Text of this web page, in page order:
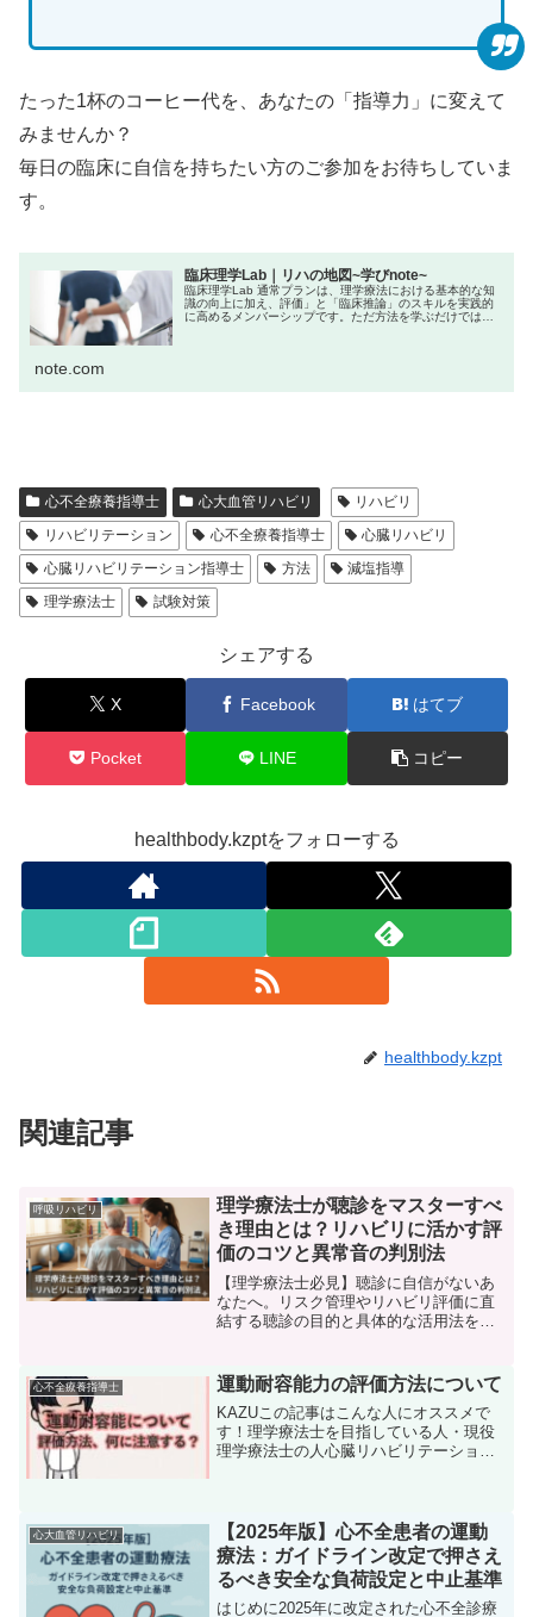
たった1杯のコーヒー代を、あなたの「指導力」に変えて
みませんか？
毎日の臨床に自信を持ちたい方のご参加をお待ちしていま
す。
臨床理学Lab｜リハの地図~学びnote~
臨床理学Lab 通常プランは、理学療法における基本的な知
識の向上に加え、評価」と「臨床推論」のスキルを実践的
に高めるメンバーシップです。ただ方法を学ぶだけではな
note.com
心不全療養指導士 心大血管リハビリ
リハビリ
リハビリテーション
心不全療養指導士
心臓リハビリ
心臓リハビリテーション指導士
方法
減塩指導
理学療法士
試験対策
シェアする
X Facebook はてブ
Pocket LINE コピー
healthbody.kzptをフォローする
healthbody.kzpt
関連記事
呼吸リハビリ
理学療法士が聴診をマスターすべ
き理由とは？リハビリに活かす評
価のコツと異常音の判別法
【理学療法士必見】聴診に自信がないあ
なたへ。リスク管理やリハビリ評価に直
結する聴診の目的と具体的な活用法を徹
ます。明日から使える実践スキルを身に
つけましょう。
心不全療養指導士 運動耐容能力の評価方法について
KAZUこの記事はこんな人にオススメで
す！理学療法士を目指している人・現役
理学療法士の人心臓リハビリテーション
知りたい人運動耐容能の...
心大血管リハビリ
【2025年版】心不全患者の運動
療法：ガイドライン改定で押さえ
るべき安全な負荷設定と中止基準
はじめに2025年に改定された心不全診療